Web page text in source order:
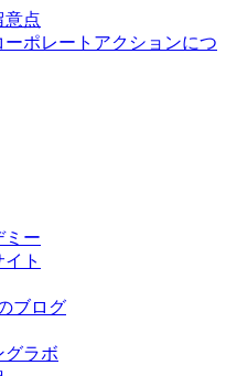
意点
ポレートアクションにつ
ミー
ト
ブログ
グラボ